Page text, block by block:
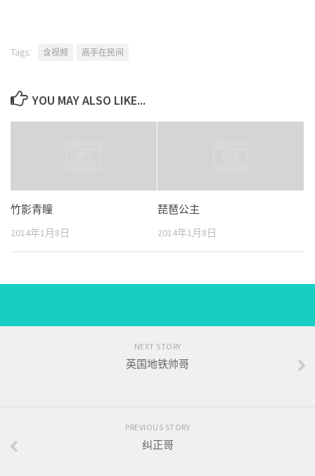
Tags: 含视频 高手在民间
YOU MAY ALSO LIKE...
竹影青瞳
2014年1月8日
琵琶公主
2014年1月8日
NEXT STORY
英国地铁帅哥
PREVIOUS STORY
纠正哥